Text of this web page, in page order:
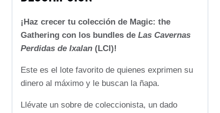
¡Haz crecer tu colección de Magic: the
Gathering con los bundles de Las Cavernas
Perdidas de Ixalan (LCI)!
Este es el lote favorito de quienes exprimen su
dinero al máximo y le buscan la ñapa.
Llévate un sobre de coleccionista, un dado